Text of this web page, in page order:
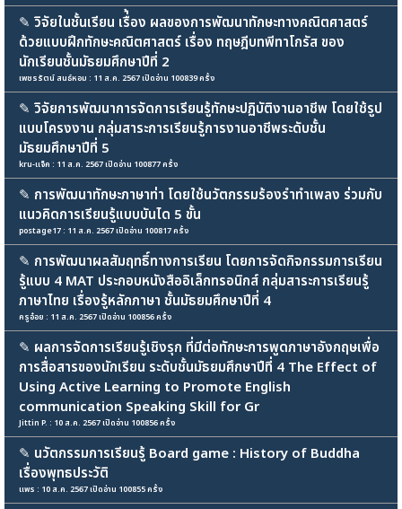
✎ วิจัยในชั้นเรียน เรื่้อง ผลของการพัฒนาทักษะทางคณิตศาสตร์
ด้วยแบบฝึกทักษะคณิตศาสตร์ เรื่อง ทฤษฎีบทพีทาโกรัส ของ
นักเรียนชั้นมัธยมศึกษาปีที่ 2
เพชรรัตน์ สนธ์หอม : 11 ส.ค. 2567 เปิดอ่าน 100839 ครั้ง
✎ วิจัยการพัฒนาการจัดการเรียนรู้ทักษะปฏิบัติงานอาชีพ โดยใช้รูป
แบบโครงงาน กลุ่มสาระการเรียนรู้การงานอาชีพระดับชั้น
มัธยมศึกษาปีที่ 5
kru-แจ็ค : 11 ส.ค. 2567 เปิดอ่าน 100877 ครั้ง
✎ การพัฒนาทักษะภาษาท่า โดยใช้นวัตกรรมร้องรำทำเพลง ร่วมกับ
แนวคิดการเรียนรู้แบบบันได 5 ขั้น
postage17 : 11 ส.ค. 2567 เปิดอ่าน 100817 ครั้ง
✎ การพัฒนาผลสัมฤทธิ์ทางการเรียน โดยการจัดกิจกรรมการเรียน
รู้แบบ 4 MAT ประกอบหนังสืออิเล็กทรอนิกส์ กลุ่มสาระการเรียนรู้
ภาษาไทย เรื่องรู้หลักภาษา ชั้นมัธยมศึกษาปีที่ 4
ครูอ๋อย : 11 ส.ค. 2567 เปิดอ่าน 100856 ครั้ง
✎ ผลการจัดการเรียนรู้เชิงรุก ที่มีต่อทักษะการพูดภาษาอังกฤษเพื่อ
การสื่อสารของนักเรียน ระดับชั้นมัธยมศึกษาปีที่ 4 The Effect of
Using Active Learning to Promote English
communication Speaking Skill for Gr
Jittin P. : 10 ส.ค. 2567 เปิดอ่าน 100856 ครั้ง
✎ นวัตกรรมการเรียนรู้ Board game : History of Buddha
เรื่องพุทธประวัติ
แพร : 10 ส.ค. 2567 เปิดอ่าน 100855 ครั้ง